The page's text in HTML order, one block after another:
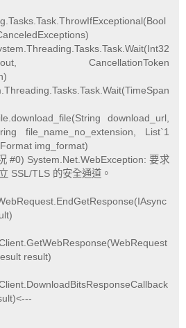
CancellationToken
download_url,
file_name_no_extension, List`1
img_format)
#0) System.Net.WebException: 要求
SSL/TLS 的安全通道。
result)